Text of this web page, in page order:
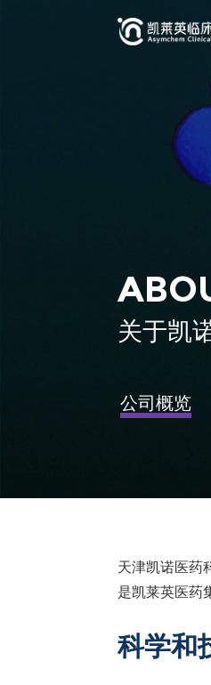
关于凯
公司概览
天津凯诺医药
是凯莱英医药
科学和